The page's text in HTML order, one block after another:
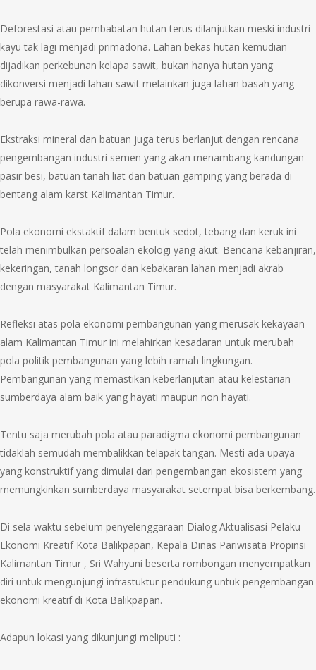
Deforestasi atau pembabatan hutan terus dilanjutkan meski industri
kayu tak lagi menjadi primadona. Lahan bekas hutan kemudian
dijadikan perkebunan kelapa sawit, bukan hanya hutan yang
dikonversi menjadi lahan sawit melainkan juga lahan basah yang
berupa rawa-rawa.
Ekstraksi mineral dan batuan juga terus berlanjut dengan rencana
pengembangan industri semen yang akan menambang kandungan
pasir besi, batuan tanah liat dan batuan gamping yang berada di
bentang alam karst Kalimantan Timur.
Pola ekonomi ekstaktif dalam bentuk sedot, tebang dan keruk ini
telah menimbulkan persoalan ekologi yang akut. Bencana kebanjiran,
kekeringan, tanah longsor dan kebakaran lahan menjadi akrab
dengan masyarakat Kalimantan Timur.
Refleksi atas pola ekonomi pembangunan yang merusak kekayaan
alam Kalimantan Timur ini melahirkan kesadaran untuk merubah
pola politik pembangunan yang lebih ramah lingkungan.
Pembangunan yang memastikan keberlanjutan atau kelestarian
sumberdaya alam baik yang hayati maupun non hayati.
Tentu saja merubah pola atau paradigma ekonomi pembangunan
tidaklah semudah membalikkan telapak tangan. Mesti ada upaya
yang konstruktif yang dimulai dari pengembangan ekosistem yang
memungkinkan sumberdaya masyarakat setempat bisa berkembang.
Di sela waktu sebelum penyelenggaraan Dialog Aktualisasi Pelaku
Ekonomi Kreatif Kota Balikpapan, Kepala Dinas Pariwisata Propinsi
Kalimantan Timur , Sri Wahyuni beserta rombongan menyempatkan
diri untuk mengunjungi infrastuktur pendukung untuk pengembangan
ekonomi kreatif di Kota Balikpapan.
Adapun lokasi yang dikunjungi meliputi :